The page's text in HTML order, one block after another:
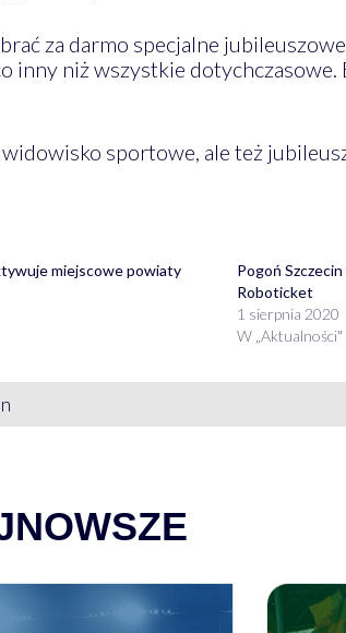
za darmo specjalne
inny niż wszystkie dotychczasowe.
sportowe, ale też
miejscowe powiaty
Pogoń
Roboticket
1 sierpnia 2020
W „Aktualności"